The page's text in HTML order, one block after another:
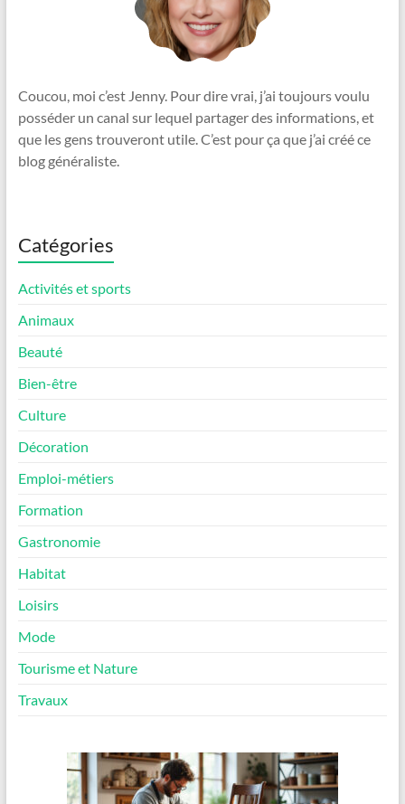
Coucou, moi c’est Jenny. Pour dire vrai, j’ai toujours voulu
posséder un canal sur lequel partager des informations, et
que les gens trouveront utile. C’est pour ça que j’ai créé ce
blog généraliste.
Catégories
Activités et sports
Animaux
Beauté
Bien-être
Culture
Décoration
Emploi-métiers
Formation
Gastronomie
Habitat
Loisirs
Mode
Tourisme et Nature
Travaux